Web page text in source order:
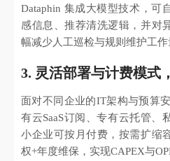
Dataphin 集成大模型技术，可
感信息、推荐清洗逻辑，并对
幅减少人工巡检与规则维护工作
3. 灵活部署与计费模式
面对不同企业的IT架构与预算
有云SaaS订阅、专有云托管、
小企业可按月付费，按需扩缩
权+年度维保，实现CAPEX与